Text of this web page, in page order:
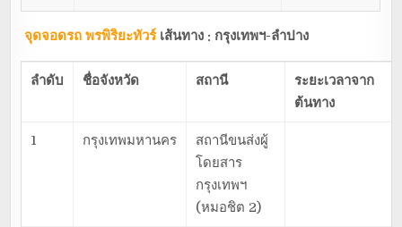
จุดจอดรถ พรพิริยะทัวร์เส้นทาง : กรุงเทพฯ-ลำปาง
ลำดับ ชื่อจังหวัด สถานี
ระยะเวลาจาก
ต้นทาง
1 กรุงเทพมหานคร
สถานีขนส่งผู้
โดยสาร
กรุงเทพฯ
(หมอชิต 2)